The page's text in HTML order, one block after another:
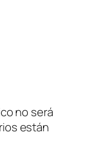
no será
están